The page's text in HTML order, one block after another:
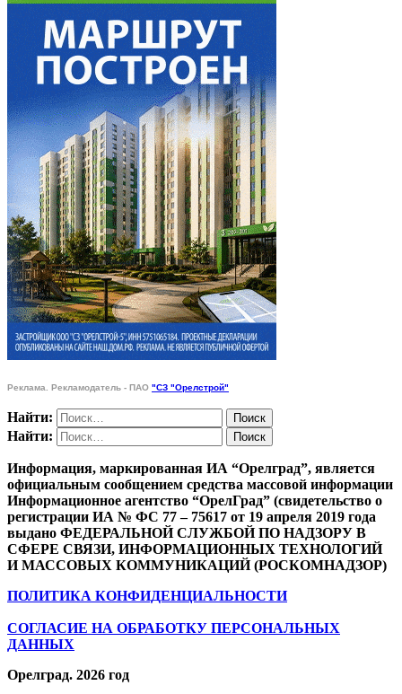
Реклама. Рекламодатель - ПАО "СЗ "Орелстрой"
Найти:
Найти:
Информация, маркированная ИА “Орелград”, является
официальным сообщением средства массовой информации
Информационное агентство “ОрелГрад” (свидетельство о
регистрации ИА № ФС 77 – 75617 от 19 апреля 2019 года
выдано ФЕДЕРАЛЬНОЙ СЛУЖБОЙ ПО НАДЗОРУ В
СФЕРЕ СВЯЗИ, ИНФОРМАЦИОННЫХ ТЕХНОЛОГИЙ
И МАССОВЫХ КОММУНИКАЦИЙ (РОСКОМНАДЗОР)
ПОЛИТИКА КОНФИДЕНЦИАЛЬНОСТИ
СОГЛАСИЕ НА ОБРАБОТКУ ПЕРСОНАЛЬНЫХ
ДАННЫХ
Орелград. 2026 год